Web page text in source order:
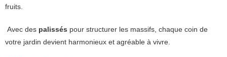
fruits.
Avec des palissés pour structurer les massifs, chaque coin de
votre jardin devient harmonieux et agréable à vivre.